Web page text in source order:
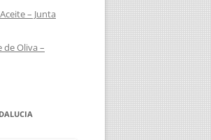
– Junta
de Oliva –